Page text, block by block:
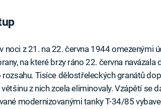
noci z 21. na 22. června 1944 omezenými
na které brzy ráno 22. června
Tisíce dělostřeleckých granátů
z nich zcela eliminovaly. Vzápětí se
modernizovanými tanky T-34/85